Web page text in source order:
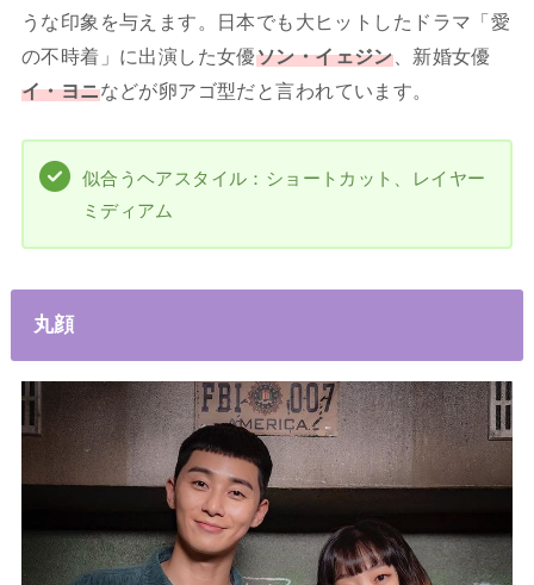
うな印象を与えます。日本でも大ヒットしたドラマ「愛
の不時着」に出演した女優ソン・イェジン、新婚女優
イ・ヨニなどが卵アゴ型だと言われています。
似合うヘアスタイル：ショートカット、レイヤー
ミディアム
丸顔